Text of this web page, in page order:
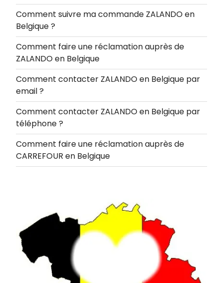
Comment suivre ma commande ZALANDO en
Belgique ?
Comment faire une réclamation auprès de
ZALANDO en Belgique
Comment contacter ZALANDO en Belgique par
email ?
Comment contacter ZALANDO en Belgique par
téléphone ?
Comment faire une réclamation auprès de
CARREFOUR en Belgique